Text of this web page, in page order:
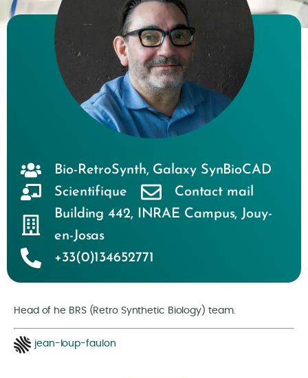
Head of he BRS (Retro Synthetic Biology) team.
jean-loup-faulon
Bio-RetroSynth, Galaxy SynBioCAD
Scientifique
Contact mail
Building 442, INRAE Campus,Jouy-
en-Josas
+33(0)134652771